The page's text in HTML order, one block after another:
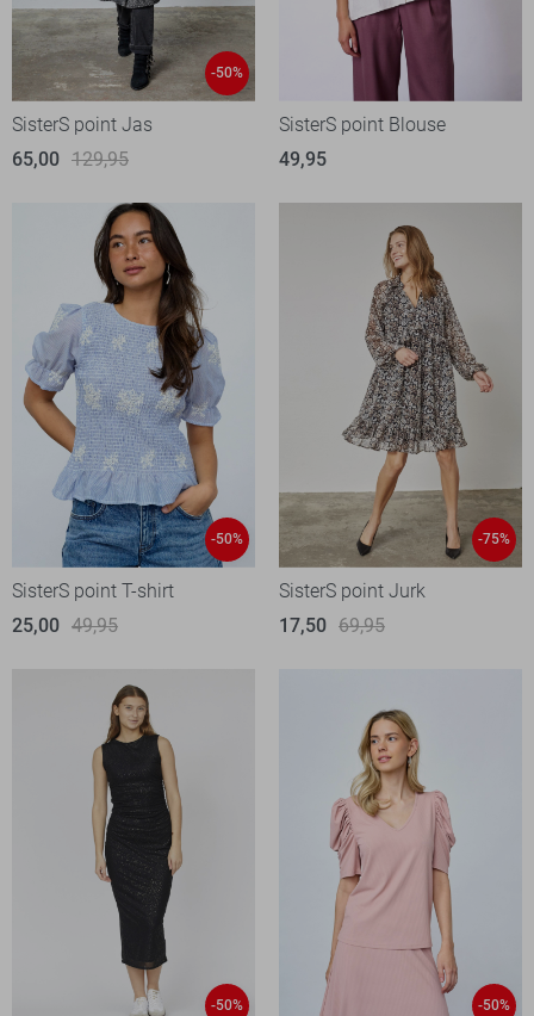
-50%
SisterS point Jas
65,00 129,95
SisterS point Blouse
49,95
-50%
SisterS point T-shirt
25,00 49,95
-75%
SisterS point Jurk
17,50 69,95
-50% -50%